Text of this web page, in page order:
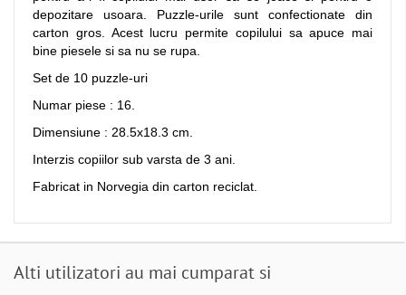
depozitare usoara. Puzzle-urile sunt confectionate din
carton gros. Acest lucru permite copilului sa apuce mai
bine piesele si sa nu se rupa.
Set de 10 puzzle-uri
Numar piese : 16.
Dimensiune : 28.5x18.3 cm.
Interzis copiilor sub varsta de 3 ani.
Fabricat in Norvegia din carton reciclat.
Alti utilizatori au mai cumparat si